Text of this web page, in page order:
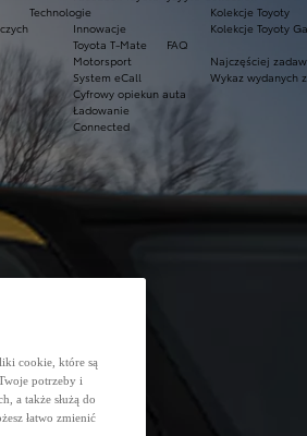
Technologie
Innowacje
Toyota T-Mate
Motorsport
System eCall
Cyfrowy opiekun auta
Ładowanie
Connected
Kolekcje Toyoty
Kolekcje Toyoty
FAQ
Najczęściej
Wykaz wydanych
cookie, które są
potrzeby i
a także służą do
łatwo zmienić